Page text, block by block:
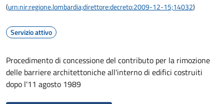
(urn:nir:regione.lombardia;direttore:decreto:2009-12-15;14032)
Servizio attivo
Procedimento di concessione del contributo per la rimozione
delle barriere architettoniche all'interno di edifici costruiti
dopo l'11 agosto 1989